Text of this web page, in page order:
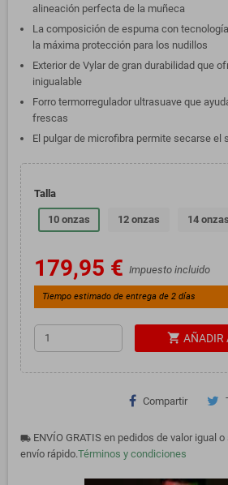
alineación perfecta de la muñeca
La composición de espuma con
la máxima protección para los nudillos
Exterior de Vylar de gran durabilidad que
inigualable
Forro termorregulador ultrasuave que
frescas
El pulgar de microfibra permite secarse el
Talla
10 onzas 12 onzas 14 onzas
179,95 € Impuesto incluido
Tiempo estimado de entrega de 2 días
shopping_cart AÑADIR
Compartir
local_shipping ENVÍO GRATIS en pedidos de valor igual o
envío rápido.Términos y condiciones